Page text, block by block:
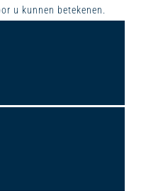
u kunnen betekenen.